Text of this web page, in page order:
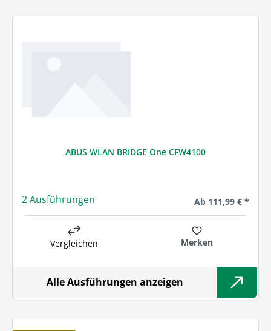
ABUS WLAN BRIDGE One CFW4100
2 Ausführungen Regulärer Preis:
Ab 111,99 € *
Vergleichen Merken
Alle Ausführungen anzeigen